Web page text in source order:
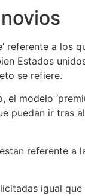
a
Estados
se refiere.
modelo
ir tras
referente
igual